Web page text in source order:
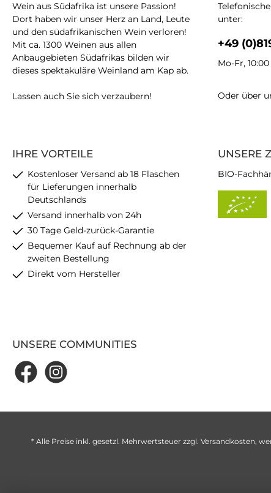
unter:
+49
Mo-Fr,
Oder über
IHRE VORTEILE
Kostenloser Versand ab 18 Flaschen
für Lieferungen innerhalb
Deutschlands
Versand innerhalb von 24h
30 Tage Geld-zurück-Garantie
Bequemer Kauf auf Rechnung ab der
zweiten Bestellung
Direkt vom Hersteller
Wein aus Südafrika ist unsere Passion!
Dort haben wir unser Herz an Land, Leute
und den südafrikanischen Wein verloren!
Mit ca. 1300 Weinen aus allen
Anbaugebieten Südafrikas bilden wir
dieses spektakuläre Weinland am Kap ab.
Lassen auch Sie sich verzaubern!
UNSERE
BIO-
UNSERE COMMUNITIES
* Alle Preise inkl. gesetzl. Mehrwertsteuer zzgl. Versandkosten,